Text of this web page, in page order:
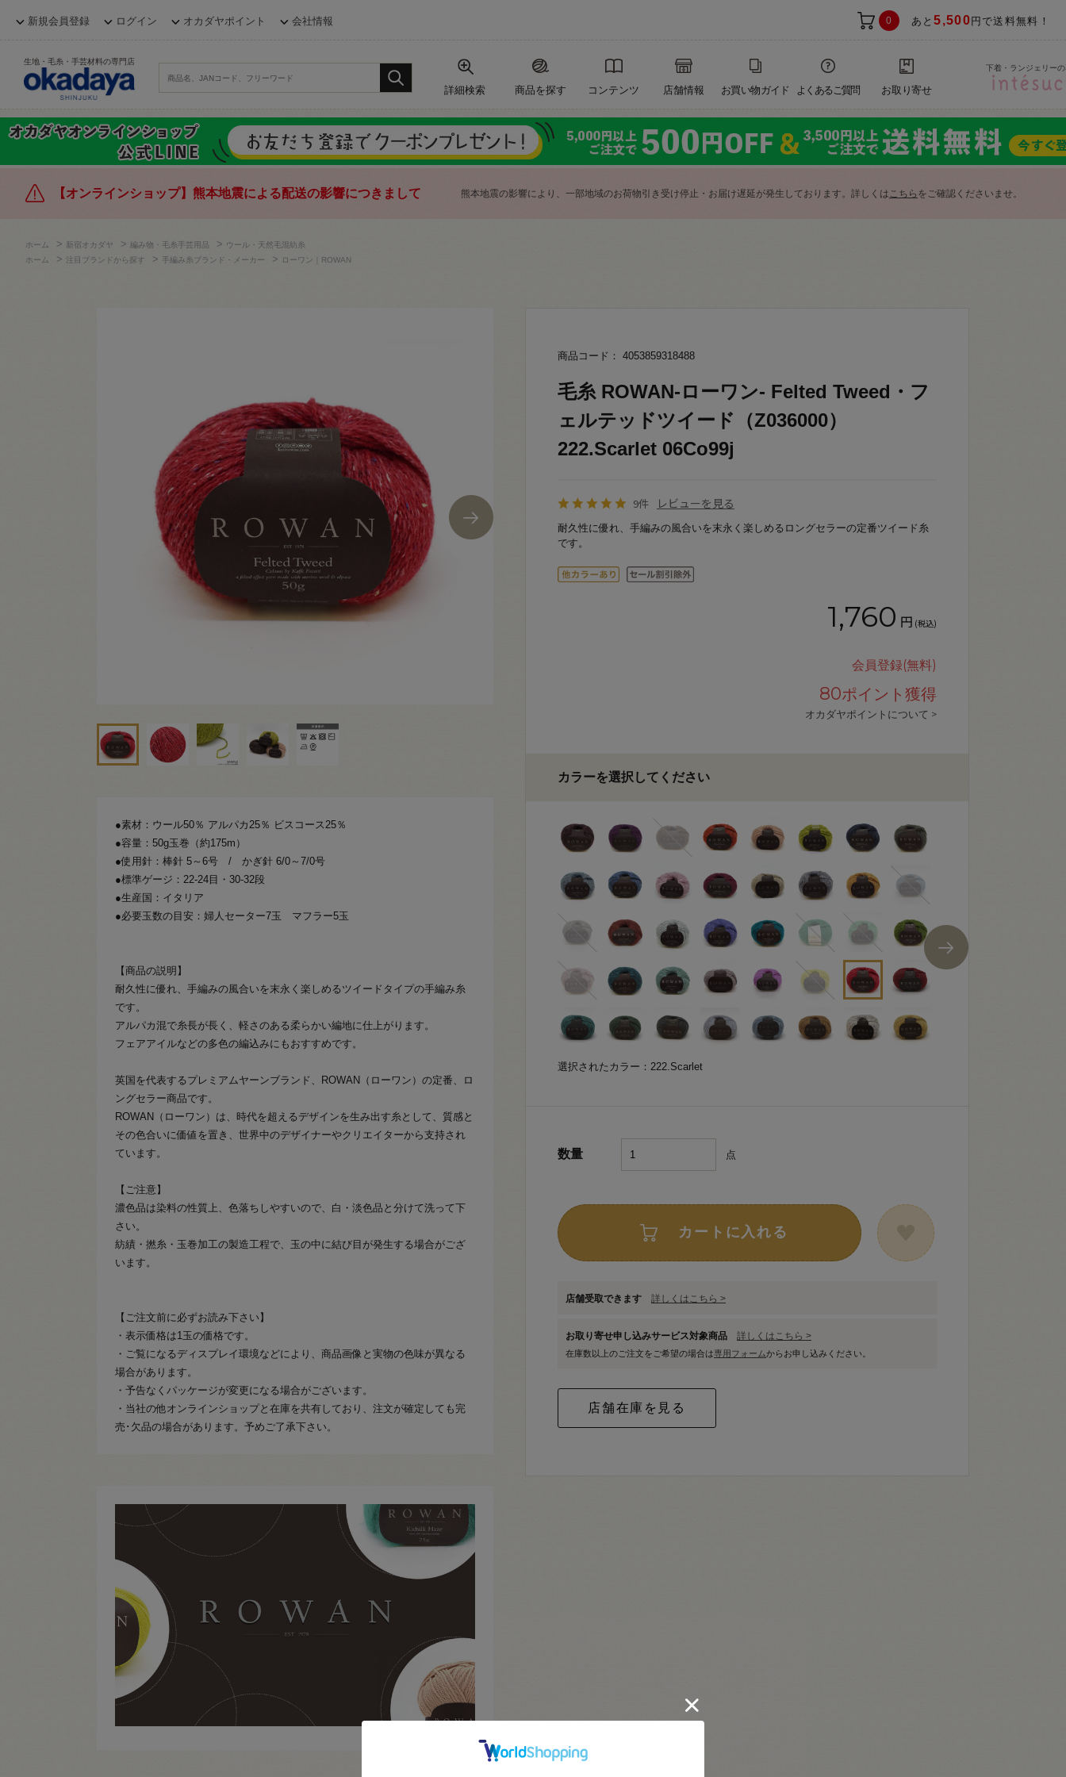
新規会員登録 ログイン オカダヤポイント 会社情報 0 あと5,500 円で送料無料！
生地・毛糸・手芸材料の専門店
詳細検索 商品を探す コンテンツ 店舗情報 お買い物ガイド よくあるご質問 お取り寄せ
下着・ランジェリー
【オンラインショップ】熊本地震による配送の影響につきまして 熊本地震の影響により、一部地域のお荷物引き受け停止・お届け遅延が発生しております。詳しくはこちら をご確認くださいませ。
ホーム > 新宿オカダヤ > 編み物・毛糸手芸用品 > ウール・天然毛混紡糸
ホーム
> 注目ブランドから探す > 手編み糸ブランド・メーカー > ローワン｜ROWAN
●素材：ウール50％ アルパカ25％ ビスコース25％
●容量：50g玉巻（約175m）
●使用針：棒針 5～6号 / かぎ針 6/0～7/0号
●標準ゲージ：22-24目・30-32段
●生産国：イタリア
●必要玉数の目安：婦人セーター7玉 マフラー5玉
【商品の説明】
耐久性に優れ、手編みの風合いを末永く楽しめるツイードタイプの手編み糸
です。
アルパカ混で糸長が長く、軽さのある柔らかい編地に仕上がります。
フェアアイルなどの多色の編込みにもおすすめです。
英国を代表するプレミアムヤーンブランド、ROWAN（ローワン）の定番、ロ
ングセラー商品です。
ROWAN（ローワン）は、時代を超えるデザインを生み出す糸として、質感と
その色合いに価値を置き、世界中のデザイナーやクリエイターから支持され
ています。
【ご注意】
濃色品は染料の性質上、色落ちしやすいので、白・淡色品と分けて洗って下
さい。
紡績・撚糸・玉巻加工の製造工程で、玉の中に結び目が発生する場合がござ
います。
【ご注文前に必ずお読み下さい】
・表示価格は1玉の価格です。
・ご覧になるディスプレイ環境などにより、商品画像と実物の色味が異なる
場合があります。
・予告なくパッケージが変更になる場合がございます。
・当社の他オンラインショップと在庫を共有しており、注文が確定しても完
売･欠品の場合があります。予めご了承下さい。
商品コード： 4053859318488
毛糸 ROWAN-ローワン- Felted Tweed・フ
ェルテッドツイード（Z036000）
222.Scarlet 06Co99j
9件 レビューを見る
耐久性に優れ、手編みの風合いを末永く楽しめるロングセラーの定番ツイード糸
です。
1,760 円 (税込)
会員登録(無料)
80ポイント獲得
オカダヤポイントについて >
カラーを選択してください
選択されたカラー：222.Scarlet
数量 点
カートに入れる
店舗受取できます 詳しくはこちら >
お取り寄せ申し込みサービス対象商品 詳しくはこちら >
在庫数以上のご注文をご希望の場合は専用フォームからお申し込みください。